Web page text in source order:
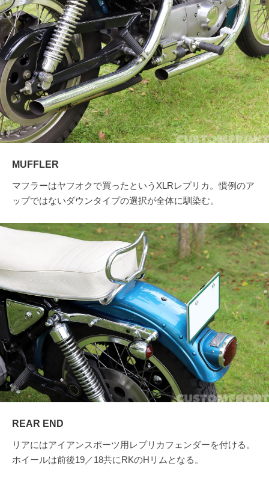
MUFFLER
マフラーはヤフオクで買ったというXLRレプリカ。慣例のア
ップではないダウンタイプの選択が全体に馴染む。
REAR END
リアにはアイアンスポーツ用レプリカフェンダーを付ける。
ホイールは前後19／18共にRKのHリムとなる。